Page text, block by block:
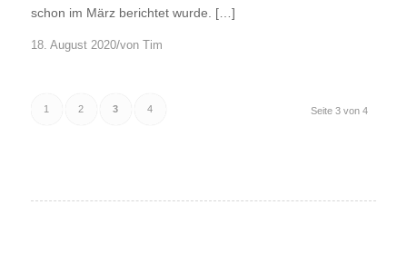
schon im März berichtet wurde. […]
18. August 2020/von Tim
Seite 3 von 4
1 2 3 4